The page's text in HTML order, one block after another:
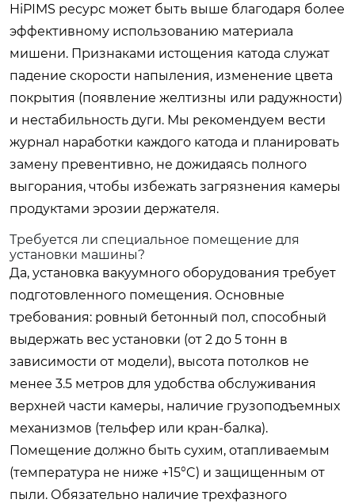
HiPIMS ресурс может быть выше благодаря более
эффективному использованию материала
мишени. Признаками истощения катода служат
падение скорости напыления, изменение цвета
покрытия (появление желтизны или радужности)
и нестабильность дуги. Мы рекомендуем вести
журнал наработки каждого катода и планировать
замену превентивно, не дожидаясь полного
выгорания, чтобы избежать загрязнения камеры
продуктами эрозии держателя.
Требуется ли специальное помещение для
установки машины?
Да, установка вакуумного оборудования требует
подготовленного помещения. Основные
требования: ровный бетонный пол, способный
выдержать вес установки (от 2 до 5 тонн в
зависимости от модели), высота потолков не
менее 3.5 метров для удобства обслуживания
верхней части камеры, наличие грузоподъемных
механизмов (тельфер или кран-балка).
Помещение должно быть сухим, отапливаемым
(температура не ниже +15°C) и защищенным от
пыли. Обязательно наличие трехфазного